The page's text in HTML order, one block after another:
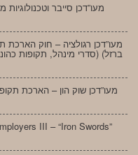
מעו”דכן סייבר
מעו”דכן רגולציה – חוק
ברזל) (סדרי מינהל, תקופות כהונה
מעו”דכן שוק הון – הארכת
III – “Iron Swords”